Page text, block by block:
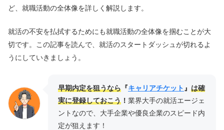
ど、就職活動の全体像を詳しく解説します。
就活の不安を払拭するためにも就職活動の全体像を掴むことが大
切です。この記事を読んで、就活のスタートダッシュが切れるよ
うにしていきましょう。
早期内定を狙うなら 『キャリアチケット 』 は確
実に登録しておこう ！ 業界大手の就活エージェ
ントなので、大手企業や優良企業のスピード内
定が狙えます！